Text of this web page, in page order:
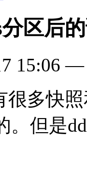
区后
15:06
很多快
。但是